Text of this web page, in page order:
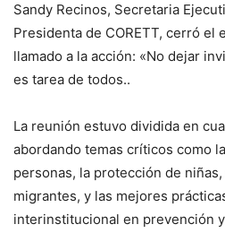
Sandy Recinos, Secretaria
Presidenta de CORETT, cerró
llamado a la acción: «No dejar
es tarea de todos..
La reunión estuvo dividida en
abordando temas críticos como
personas, la protección de
migrantes, y las mejores
interinstitucional en prevención